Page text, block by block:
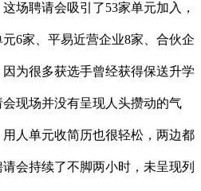
场聘请会吸引了53家单元加入，
6家、平易近营企业8家、合伙企
为很多获选手曾经获得保送升学
现场并没有呈现人头攒动的气
人单元收简历也很轻松，两边都
会持续了不脚两小时，未呈现列